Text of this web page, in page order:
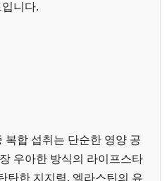
니다.
복합 섭취는 단순한 영양 공
우아한 방식의 라이프스타
탄한 지지력, 엘라스틴의 유